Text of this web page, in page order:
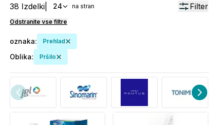
38 Izdelki 24 na stran Filter
Odstranite vse filtre
oznaka: Prehlad
Oblika: Pršilo